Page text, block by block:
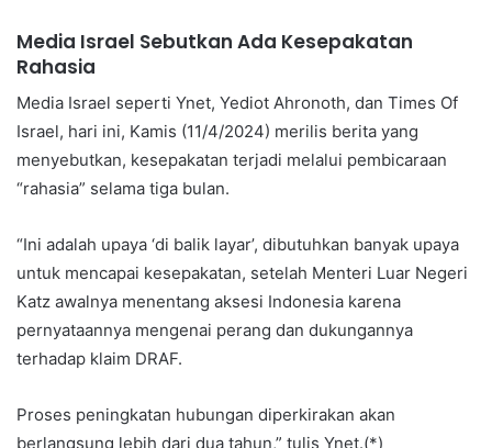
Media Israel Sebutkan Ada Kesepakatan
Rahasia
Media Israel seperti Ynet, Yediot Ahronoth, dan Times Of
Israel, hari ini, Kamis (11/4/2024) merilis berita yang
menyebutkan, kesepakatan terjadi melalui pembicaraan
“rahasia” selama tiga bulan.
“Ini adalah upaya ‘di balik layar’, dibutuhkan banyak upaya
untuk mencapai kesepakatan, setelah Menteri Luar Negeri
Katz awalnya menentang aksesi Indonesia karena
pernyataannya mengenai perang dan dukungannya
terhadap klaim DRAF.
Proses peningkatan hubungan diperkirakan akan
berlangsung lebih dari dua tahun,” tulis Ynet.(*)